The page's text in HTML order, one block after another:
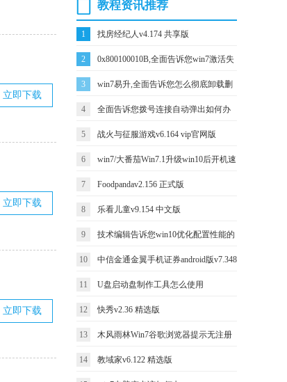
立即下载
立即下载
立即下载
教程资讯推荐
1 找房经纪人v4.174 共享版
2 0x800100010B,全面告诉您win7激活失
败提示错误ox800100010b
3 win7易升,全面告诉您怎么彻底卸载删
除win7易升
4 全面告诉您拨号连接自动弹出如何办
5 战火与征服游戏v6.164 vip官网版
6 win7/大番茄Win7.1升级win10后开机速
度很慢的处理办法
7 Foodpandav2.156 正式版
8 乐看儿童v9.154 中文版
9 技术编辑告诉您win10优化配置性能的
办法
10 中信金通金翼手机证券android版v7.348
免费去广告版
11 U盘启动盘制作工具怎么使用
12 快秀v2.36 精选版
13 木风雨林Win7谷歌浏览器提示无注册
类别如何办？
14 教域家v6.122 精选版